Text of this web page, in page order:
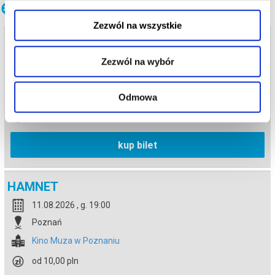
Zezwól na wszystkie
Zezwól na wybór
Odmowa
Inne terminy
HAMNET
08.08.2026 , g. 18:45
Poznań
Kino Muza w Poznaniu
kup bilet
HAMNET
11.08.2026 , g. 19:00
Poznań
Kino Muza w Poznaniu
od 10,00 pln